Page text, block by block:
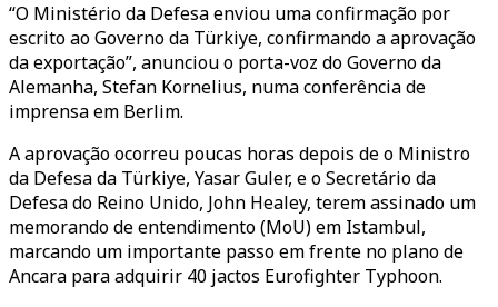
“O Ministério da Defesa enviou uma confirmação por
escrito ao Governo da Türkiye, confirmando a aprovação
da exportação”, anunciou o porta-voz do Governo da
Alemanha, Stefan Kornelius, numa conferência de
imprensa em Berlim.
A aprovação ocorreu poucas horas depois de o Ministro
da Defesa da Türkiye, Yasar Guler, e o Secretário da
Defesa do Reino Unido, John Healey, terem assinado um
memorando de entendimento (MoU) em Istambul,
marcando um importante passo em frente no plano de
Ancara para adquirir 40 jactos Eurofighter Typhoon.